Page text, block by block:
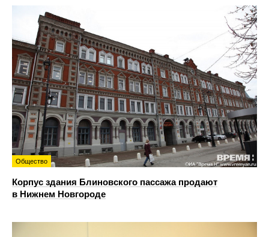
Общество
Корпус здания Блиновского пассажа продают
в Нижнем Новгороде